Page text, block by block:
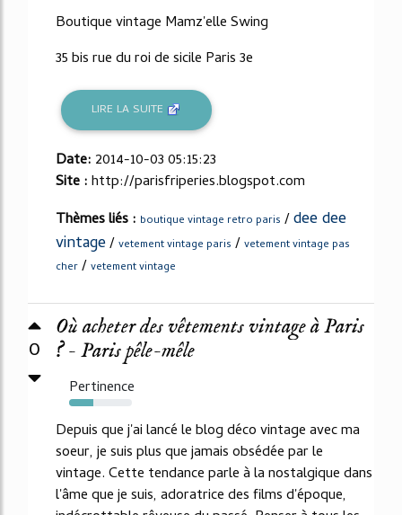
Boutique vintage Mamz'elle Swing
35 bis rue du roi de sicile Paris 3e
LIRE LA SUITE
Date: 2014-10-03 05:15:23
Site :http://parisfriperies.blogspot.com
Thèmes liés : boutique vintage retro paris /dee dee
vintage/ vetement vintage paris / vetement vintage pas
cher / vetement vintage
0
Où acheter des vêtements vintage à Paris
? - Paris pêle-mêle
Pertinence
39%
Depuis que j'ai lancé le blog déco vintage avec ma
soeur, je suis plus que jamais obsédée par le
vintage. Cette tendance parle à la nostalgique dans
l'âme que je suis, adoratrice des films d'époque,